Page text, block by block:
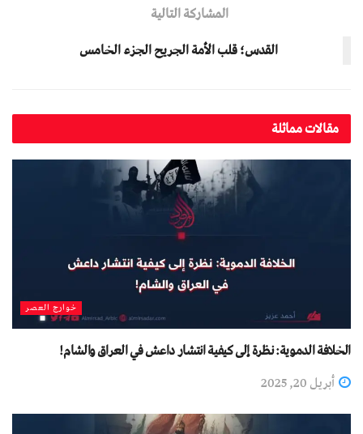
المشاركة التالية
القدس؛ قلب الأمة الجريح الجزء الخامس
مقالات مماثلة
خوارج العصر
الخلافة الدموية: نظرة إلى كيفية انتشار داعش في العراق والشام!
أبريل 20, 2025